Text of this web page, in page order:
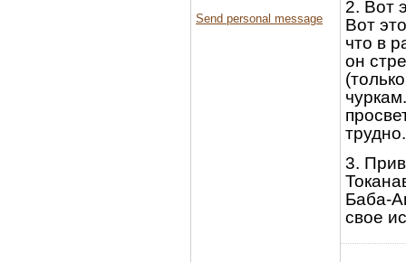
2. Вот
Вот
что в
он
трудно.
3.
Баба-
свое
Send personal message